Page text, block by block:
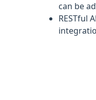
can be
RESTful